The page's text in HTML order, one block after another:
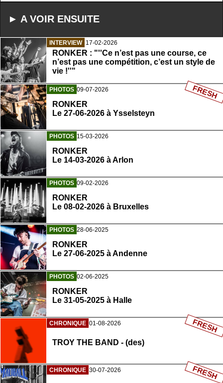
► A VOIR ENSUITE
INTERVIEW 17-02-2026
RONKER : "''Ce n’est pas une course, ce
n’est pas une compétition, c’est un style de
vie !''"
PHOTOS 09-07-2026
RONKER
Le 27-06-2026 à Ysselsteyn
FRESH
PHOTOS 15-03-2026
RONKER
Le 14-03-2026 à Arlon
PHOTOS 09-02-2026
RONKER
Le 08-02-2026 à Bruxelles
PHOTOS 28-06-2025
RONKER
Le 27-06-2025 à Andenne
PHOTOS 02-06-2025
RONKER
Le 31-05-2025 à Halle
CHRONIQUE 01-08-2026
TROY THE BAND - (des)
FRESH
CHRONIQUE 30-07-2026 FRESH